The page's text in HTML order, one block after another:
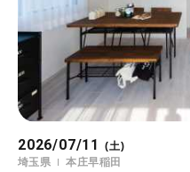
2026/07/11
(土)
埼玉県
本庄早稲田